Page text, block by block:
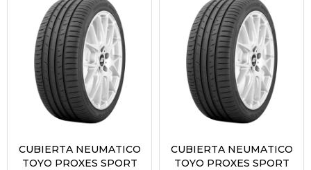
CUBIERTA NEUMATICO
TOYO PROXES SPORT
CUBIERTA NEUMATICO
TOYO PROXES SPORT